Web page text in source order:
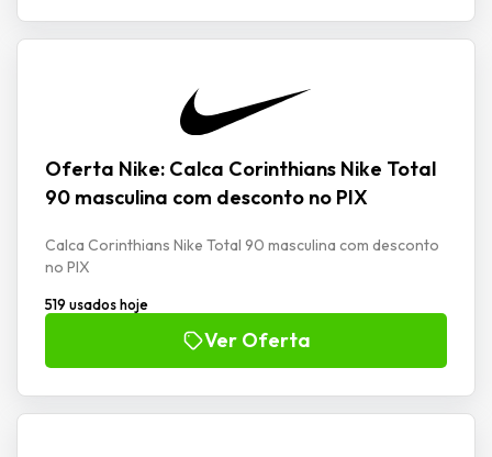
Oferta Nike: Calca Corinthians Nike Total
90 masculina com desconto no PIX
Calca Corinthians Nike Total 90 masculina com desconto
no PIX
519 usados hoje
Ver Oferta